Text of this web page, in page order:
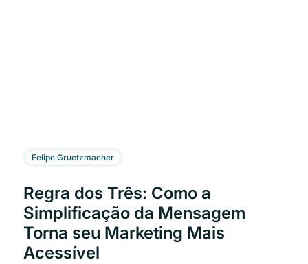
Felipe Gruetzmacher
Regra dos Três: Como a
Simplificação da Mensagem
Torna seu Marketing Mais
Acessível